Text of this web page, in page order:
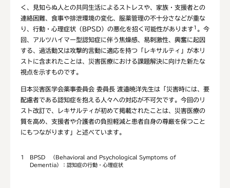
く、見知らぬ人との共同生活によるストレスや、家族・支援者との
連絡困難、食事や排泄環境の変化、服薬管理の不十分さなどが重な
り、行動・心理症状（BPSD）の悪化を招く可能性があります 1 。今
回、アルツハイマー型認知症に伴う焦燥感、易刺激性、興奮に起因
する、過活動又は攻撃的言動に適応を持つ「レキサルティ」が本リ
ストに含まれたことは、災害医療における課題解決に向けた新たな
視点を示すものです。
日本災害医学会薬事委員会 委員長 渡邉暁洋先生は「災害時には、要
配慮者である認知症を抱える人々への対応が不可欠です。今回のリ
スト改訂で、レキサルティが初めて掲載されたことは、災害医療の
質を高め、支援者や介護者の負担軽減と患者自身の尊厳を保つこと
にもつながります」と述べています。
1
BPSD （Behavioral and Psychological Symptoms of
Dementia）：認知症の行動・心理症状